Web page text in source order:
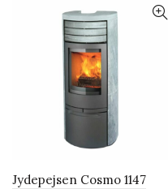
Jydepejsen Cosmo 1147